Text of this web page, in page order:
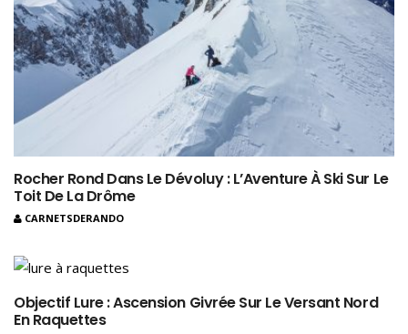
Rocher Rond Dans Le Dévoluy : L’Aventure À Ski Sur Le
Toit De La Drôme
CARNETSDERANDO
Objectif Lure : Ascension Givrée Sur Le Versant Nord
En Raquettes